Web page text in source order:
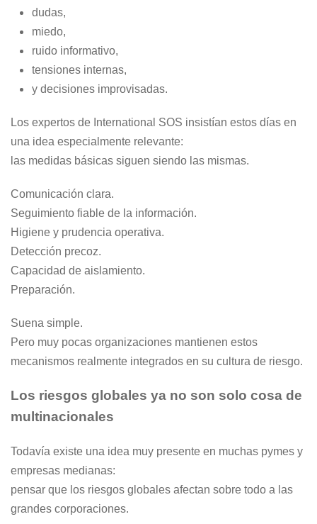
dudas,
miedo,
ruido informativo,
tensiones internas,
y decisiones improvisadas.
Los expertos de International SOS insistían estos días en
una idea especialmente relevante:
las medidas básicas siguen siendo las mismas.
Comunicación clara.
Seguimiento fiable de la información.
Higiene y prudencia operativa.
Detección precoz.
Capacidad de aislamiento.
Preparación.
Suena simple.
Pero muy pocas organizaciones mantienen estos
mecanismos realmente integrados en su cultura de riesgo.
Los riesgos globales ya no son solo cosa de
multinacionales
Todavía existe una idea muy presente en muchas pymes y
empresas medianas:
pensar que los riesgos globales afectan sobre todo a las
grandes corporaciones.